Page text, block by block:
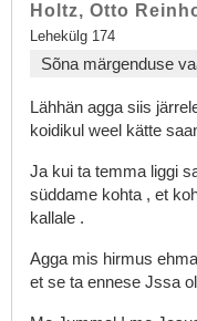
Holtz, Otto
Lehekülg 174
Sõna märgenduse
Lähhän agga siis
koidikul weel kätte
Ja kui ta temma liggi
süddame kohta , et
kallale .
Agga mis hirmus
et se ta ennese Jssa